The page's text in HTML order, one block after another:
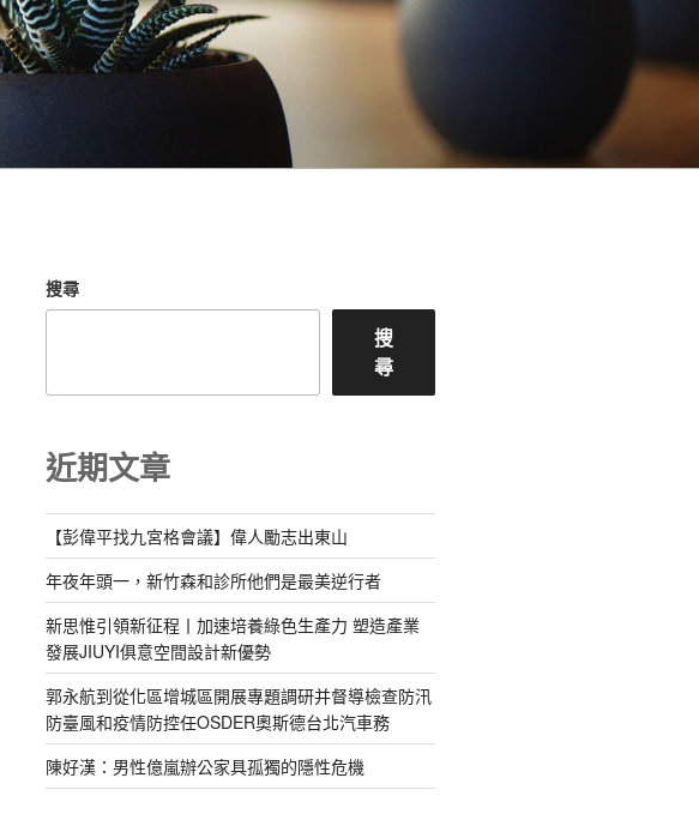
搜尋
搜
尋
近期文章
【彭偉平找九宮格會議】偉人勵志出東山
年夜年頭一，新竹森和診所他們是最美逆行者
新思惟引領新征程丨加速培養綠色生產力 塑造產業
發展JIUYI俱意空間設計新優勢
郭永航到從化區增城區開展專題調研并督導檢查防汛
防臺風和疫情防控任OSDER奧斯德台北汽車務
陳好漢：男性億嵐辦公家具孤獨的隱性危機